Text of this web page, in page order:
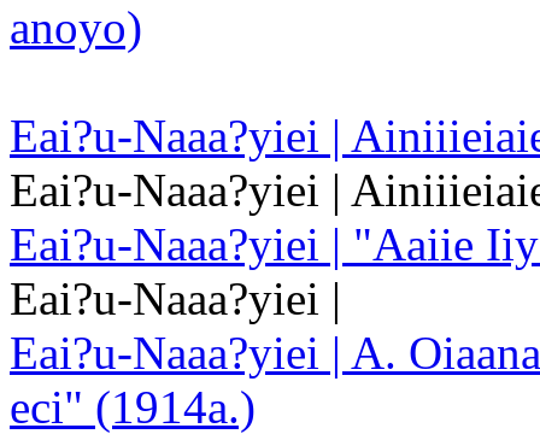
anoyo)
Eai?u-Naaa?yiei |
Eai?u-Naaa?yiei |
Eai?u-Naaa?yiei | "Aaiie
Eai?u-Naaa?yiei |
Eai?u-Naaa?yiei | A.
eci" (1914a.)